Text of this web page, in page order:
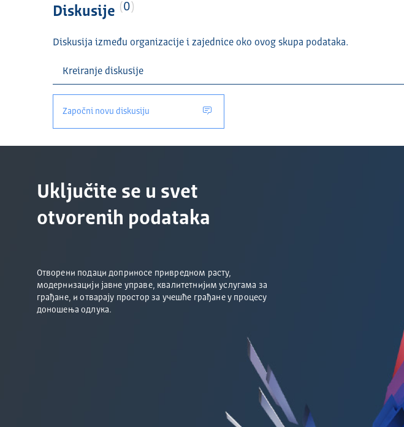
Diskusije 0
Diskusija između organizacije i zajednice oko ovog skupa podataka.
Započni novu diskusiju
Uključite se u svet
otvorenih podataka
Отворени подаци доприносе привредном расту,
модернизацији јавне управе, квалитетнијим услугама за
грађане, и отварају простор за учешће грађане у процесу
доношења одлука.